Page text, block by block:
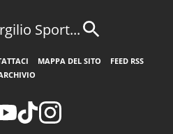
Sport...
MAPPA DEL SITO
FEED RSS